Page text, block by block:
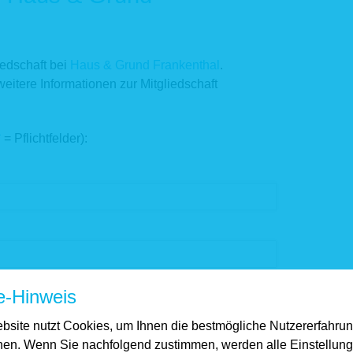
bei Haus & Grund Frankenthal .
Informationen zur Mitgliedschaft
= Pflichtfelder):
Hinweis
nutzt Cookies, um Ihnen die bestmögliche
Wenn Sie nachfolgend zustimmen, werden alle